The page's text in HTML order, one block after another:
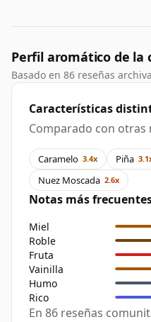
Perfil aromático de la
Basado en 86 reseñas
Características
Comparado con otras
Caramelo 3.4x Piña
Nuez Moscada 2.6x
Notas más
Miel
Roble
Fruta
Vainilla
Humo
Rico
En 86 reseñas